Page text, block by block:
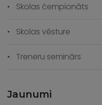
Skolas čempionāts
Skolas vēsture
Treneru seminārs
Jaunumi